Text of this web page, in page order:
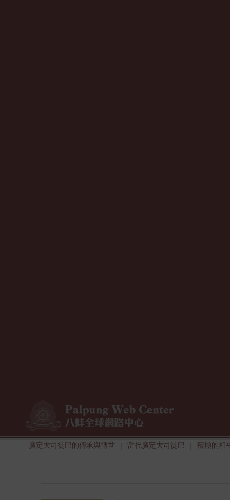
廣定大司徒巴的傳承與轉世 當代廣定大司徒巴 積極的和